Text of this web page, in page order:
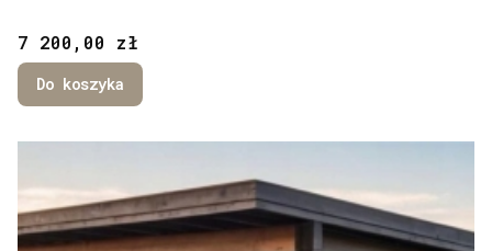
Cena
7 200,00 zł
Do koszyka